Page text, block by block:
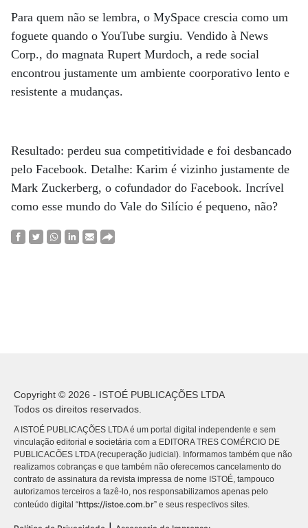
Para quem não se lembra, o MySpace crescia como um
foguete quando o YouTube surgiu. Vendido à News
Corp., do magnata Rupert Murdoch, a rede social
encontrou justamente um ambiente coorporativo lento e
resistente a mudanças.
Resultado: perdeu sua competitividade e foi desbancado
pelo Facebook. Detalhe: Karim é vizinho justamente de
Mark Zuckerberg, o cofundador do Facebook. Incrível
como esse mundo do Vale do Silício é pequeno, não?
Copyright © 2026 - ISTOÉ PUBLICAÇÕES LTDA
Todos os direitos reservados.
A ISTOÉ PUBLICAÇÕES LTDA é um portal digital independente e sem
vinculação editorial e societária com a EDITORA TRES COMÉRCIO DE
PUBLICACÕES LTDA (recuperação judicial). Informamos também que não
realizamos cobranças e que também não oferecemos cancelamento do
contrato de assinatura da revista impressa de nome ISTOÉ, tampouco
autorizamos terceiros a fazê-lo, nos responsabilizamos apenas pelo
conteúdo digital “https://istoe.com.br” e seus respectivos sites.